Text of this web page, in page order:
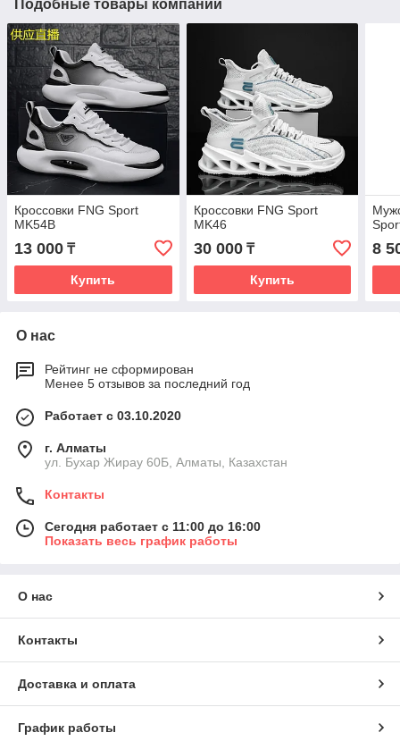
Подобные товары компании
Кроссовки FNG Sport
MK54B
13 000 ₸
Купить
Кроссовки FNG Sport
MK46
30 000₸
Купить
8
О нас
Рейтинг не сформирован
Менее 5 отзывов за последний год
Работает с 03.10.2020
г. Алматы
ул. Бухар Жирау 60Б, Алматы, Казахстан
Контакты
Сегодня работает с 11:00 до 16:00
Показать весь график работы
О нас
Контакты
Доставка и оплата
График работы